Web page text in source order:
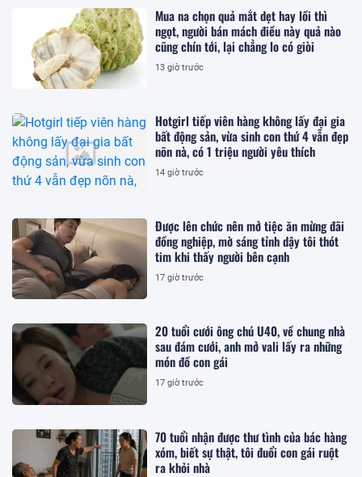
Mua na chọn quả mắt dẹt hay lồi thì
ngọt, người bán mách điều này quả nào
cũng chín tới, lại chẳng lo có giòi
13 giờ trước
Hotgirl tiếp viên hàng không lấy đại gia
bất động sản, vừa sinh con thứ 4 vẫn đẹp
nõn nà, có 1 triệu người yêu thích
14 giờ trước
Được lên chức nên mở tiệc ăn mừng đãi
đồng nghiệp, mờ sáng tỉnh dậy tôi thót
tim khi thấy người bên cạnh
17 giờ trước
20 tuổi cưới ông chú U40, về chung nhà
sau đám cưới, anh mở vali lấy ra những
món đồ con gái
17 giờ trước
70 tuổi nhận được thư tình của bác hàng
xóm, biết sự thật, tôi đuổi con gái ruột
ra khỏi nhà